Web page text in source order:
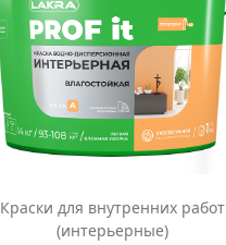
Краски для внутренних работ
(интерьерные)